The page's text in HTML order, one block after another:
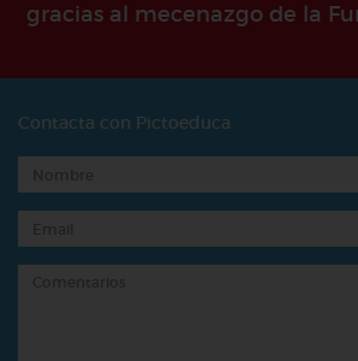
gracias al mecenazgo de la
Contacta con Pictoeduca